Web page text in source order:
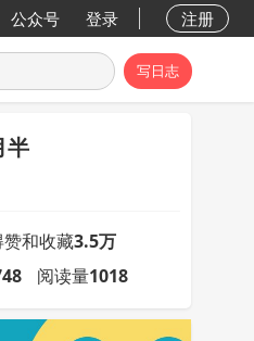
公众号 登录 注册
写日志
半
和收藏3.5万
阅读量1018